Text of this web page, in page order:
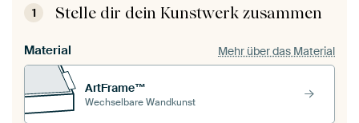
1 Stelle dir dein Kunstwerk zusammen
Material Mehr über das Material
ArtFrame™
Wechselbare Wandkunst